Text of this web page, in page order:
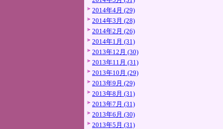
2014年4月 (29)
2014年3月 (28)
2014年2月 (26)
2014年1月 (31)
2013年12月 (30)
2013年11月 (31)
2013年10月 (29)
2013年9月 (29)
2013年8月 (31)
2013年7月 (31)
2013年6月 (30)
2013年5月 (31)